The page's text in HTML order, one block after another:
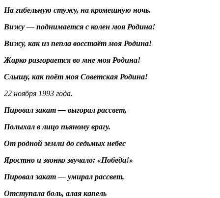
На гибельную стужу, на кромешную ночь.
Вижу — поднимается с колен моя Родина!
Вижу, как из пепла восстаёт моя Родина!
Жарко разгорается во мне моя Родина!
Слышу, как поёт моя Советская Родина!
22 ноября 1993 года.
Пировал закат — выгорал рассвет,
Полыхал в лицо пьяному врагу.
От родной земли до седьмых небес
Яростно и звонко звучало: «Победа!»
Пировал закат — умирал рассвет,
Отступала боль, алая капель